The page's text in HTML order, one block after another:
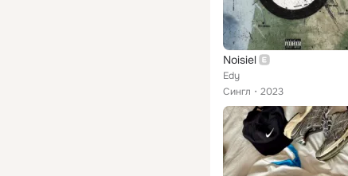
Noisiel
Edy
Сингл
2023